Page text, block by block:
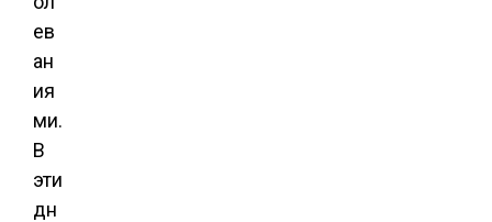
ев
ан
ия
ми.
В
эти
дн